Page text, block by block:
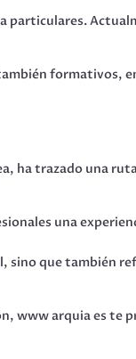
particulares.
formativos,
ha trazado una
una
que también
www arquia es